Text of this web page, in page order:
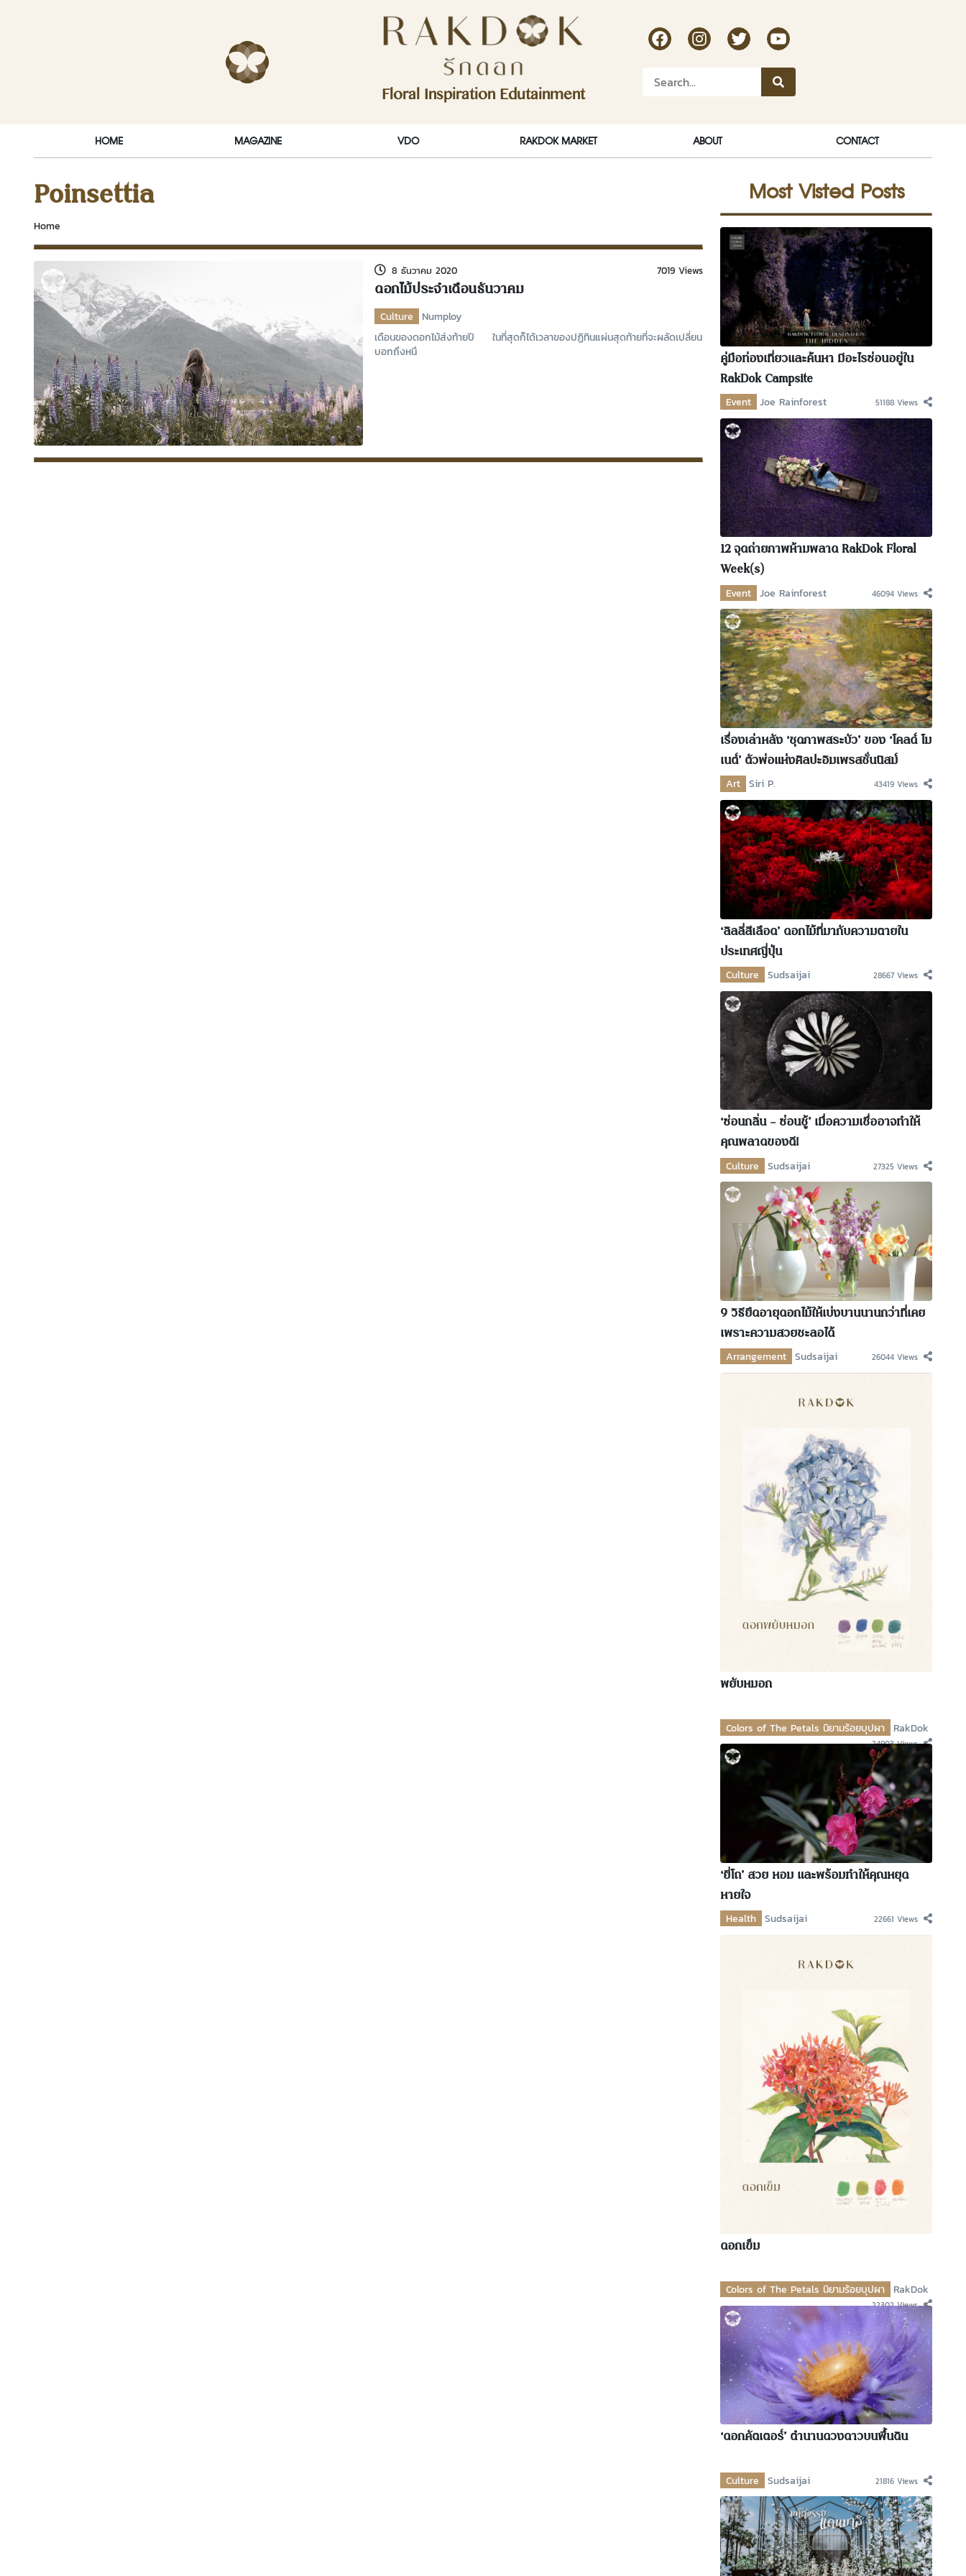
Floral Inspiration Edutainment
RakDok Channel Facebook
RakDok Channel Instagram
RakDok TwitterRakdok Channel Youtube
HOME MAGAZINE VDO RAKDOK MARKET ABOUT CONTACT
Poinsettia
Home
8 ธันวาคม 2020 7019 Views
ดอกไม้ประจำเดือนธันวาคม
Culture
Numploy
เดือนของดอกไม้ส่งท้ายปี ในที่สุดก็ได้เวลาของปฏิทินแผ่นสุดท้ายที่จะผลัดเปลี่ยน
บอกถึงหนึ
Most Visted Posts
คู่มือท่องเที่ยวและค้นหา มีอะไรซ่อนอยู่ใน
RakDok Campsite
Event Joe Rainforest 51188 Views
12 จุดถ่ายภาพห้ามพลาด RakDok Floral
Week(s)
Event Joe Rainforest 46094 Views
เรื่องเล่าหลัง ‘ชุดภาพสระบัว’ ของ ‘โคลด์ โม
เนต์’ ตัวพ่อแห่งศิลปะอิมเพรสชั่นนิสม์
Art Siri P. 43419 Views
‘ลิลลี่สีเลือด’ ดอกไม้ที่มากับความตายใน
ประเทศญี่ปุ่น
Culture Sudsaijai 28667 Views
‘ซ่อนกลิ่น – ซ่อนชู้’ เมื่อความเชื่ออาจทำให้
คุณพลาดของดี!
Culture Sudsaijai 27325 Views
9 วิธียืดอายุดอกไม้ให้เบ่งบานนานกว่าที่เคย
เพราะความสวยชะลอได้
Arrangement Sudsaijai 26044 Views
พยับหมอก
Colors of The Petals นิยามร้อยบุปผา RakDok
24903 Views
‘ยี่โถ’ สวย หอม และพร้อมทำให้คุณหยุด
หายใจ
Health Sudsaijai 22661 Views
ดอกเข็ม
Colors of The Petals นิยามร้อยบุปผา RakDok
22302 Views
‘ดอกคัตเตอร์’ ตำนานดวงดาวบนพื้นดิน
Culture Sudsaijai 21816 Views